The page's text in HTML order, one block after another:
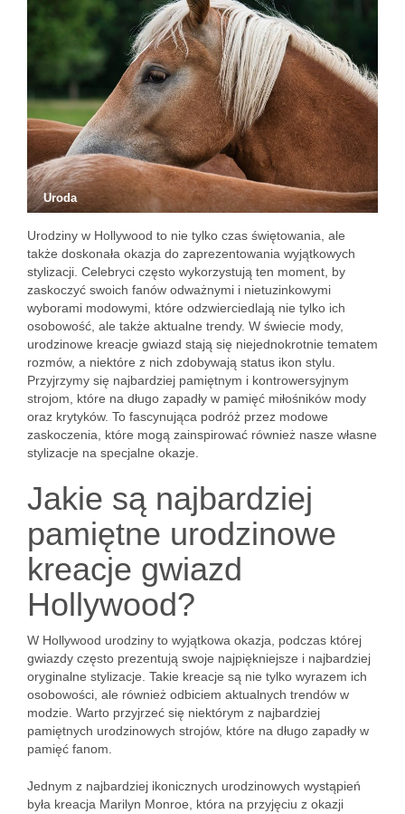
Uroda
Urodziny w Hollywood to nie tylko czas świętowania, ale
także doskonała okazja do zaprezentowania wyjątkowych
stylizacji. Celebryci często wykorzystują ten moment, by
zaskoczyć swoich fanów odważnymi i nietuzinkowymi
wyborami modowymi, które odzwierciedlają nie tylko ich
osobowość, ale także aktualne trendy. W świecie mody,
urodzinowe kreacje gwiazd stają się niejednokrotnie tematem
rozmów, a niektóre z nich zdobywają status ikon stylu.
Przyjrzymy się najbardziej pamiętnym i kontrowersyjnym
strojom, które na długo zapadły w pamięć miłośników mody
oraz krytyków. To fascynująca podróż przez modowe
zaskoczenia, które mogą zainspirować również nasze własne
stylizacje na specjalne okazje.
Jakie są najbardziej
pamiętne urodzinowe
kreacje gwiazd
Hollywood?
W Hollywood urodziny to wyjątkowa okazja, podczas której
gwiazdy często prezentują swoje najpiękniejsze i najbardziej
oryginalne stylizacje. Takie kreacje są nie tylko wyrazem ich
osobowości, ale również odbiciem aktualnych trendów w
modzie. Warto przyjrzeć się niektórym z najbardziej
pamiętnych urodzinowych strojów, które na długo zapadły w
pamięć fanom.
Jednym z najbardziej ikonicznych urodzinowych wystąpień
była kreacja Marilyn Monroe, która na przyjęciu z okazji